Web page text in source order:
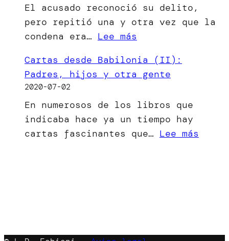
Apaga»
ha
visto
la
luz
El acusado reconoció su delito,
pero repitió una y otra vez que la
condena era… Lee más
El
bien
mal
menor
Cartas desde Babilonia (II):
Padres, hijos y otra gente
2020-07-02
En numerosos de los libros que
indicaba hace ya un tiempo hay
cartas fascinantes que… Lee más
y